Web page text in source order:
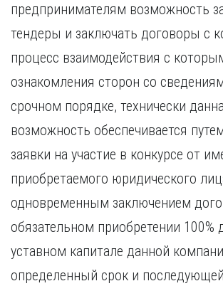
Ижевск
Иркутск
К
Казань
Калуга
Кемерово
Киров
Краснодар
Красноярск
Курган
У
Уфа
Х
Ч
предпринимателям возможность
тендеры и заключать договоры с
процесс взаимодействия с
ознакомления сторон со
срочном порядке, технически
возможность обеспечивается
заявки на участие в конкурсе от
приобретаемого юридического
одновременным заключением
обязательном приобретении 100%
уставном капитале данной
определенный срок и